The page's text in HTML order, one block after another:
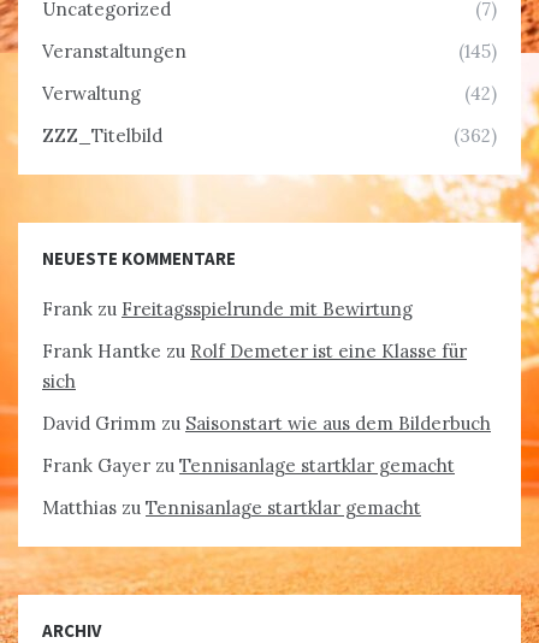
Uncategorized
(7)
Veranstaltungen
(145)
Verwaltung
(42)
ZZZ_Titelbild
(362)
NEUESTE KOMMENTARE
Frank zu Freitagsspielrunde mit Bewirtung
Frank Hantke zu Rolf Demeter ist eine Klasse für
sich
David Grimm zu Saisonstart wie aus dem Bilderbuch
Frank Gayer zu Tennisanlage startklar gemacht
Matthias zu Tennisanlage startklar gemacht
ARCHIV